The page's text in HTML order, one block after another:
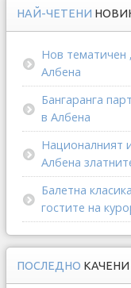
НАЙ-ЧЕТЕНИ
Нов тематичен
Албена
Бангаранга
в Албена
Националният
Албена
Балетна
гостите на
ПОСЛЕДНО КАЧЕНИ